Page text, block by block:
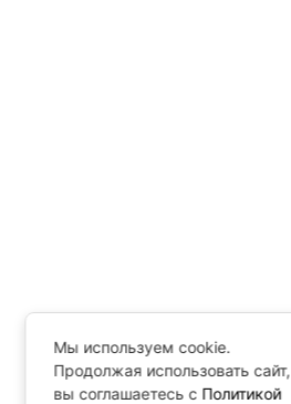
Мы используем cookie.
Продолжая использовать сайт,
вы соглашаетесь с Политикой